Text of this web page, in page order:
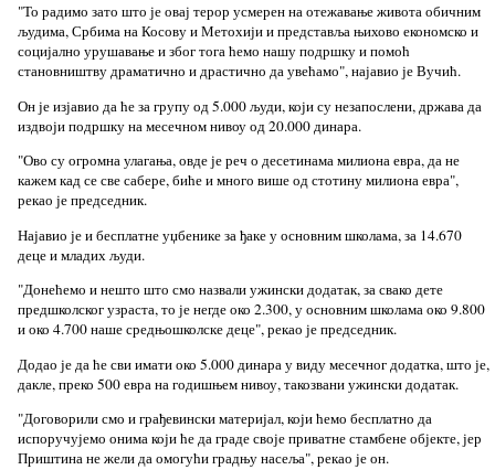
"То радимо зато што је овај терор усмерен на отежавање живота обичним
људима, Србима на Косову и Метохији и представља њихово економско и
социјално урушавање и због тога ћемо нашу подршку и помоћ
становништву драматично и драстично да увећамо", најавио је Вучић.
Он је изјавио да ће за групу од 5.000 људи, који су незапослени, држава да
издвоји подршку на месечном нивоу од 20.000 динара.
"Ово су огромна улагања, овде је реч о десетинама милиона евра, да не
кажем кад се све сабере, биће и много више од стотину милиона евра",
рекао је председник.
Најавио је и бесплатне уџбенике за ђаке у основним школама, за 14.670
деце и младих људи.
"Донећемо и нешто што смо назвали ужински додатак, за свако дете
предшколског узраста, то је негде око 2.300, у основним школама око 9.800
и око 4.700 наше средњошколске деце", рекао је председник.
Додао је да ће сви имати око 5.000 динара у виду месечног додатка, што је,
дакле, преко 500 евра на годишњем нивоу, такозвани ужински додатак.
"Договорили смо и грађевински материјал, који ћемо бесплатно да
испоручујемо онима који ће да граде своје приватне стамбене објекте, јер
Приштина не жели да омогући градњу насеља", рекао је он.